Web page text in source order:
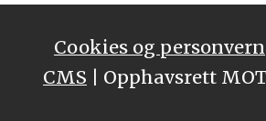
Cookies og personvern
CMS | Opphavsrett